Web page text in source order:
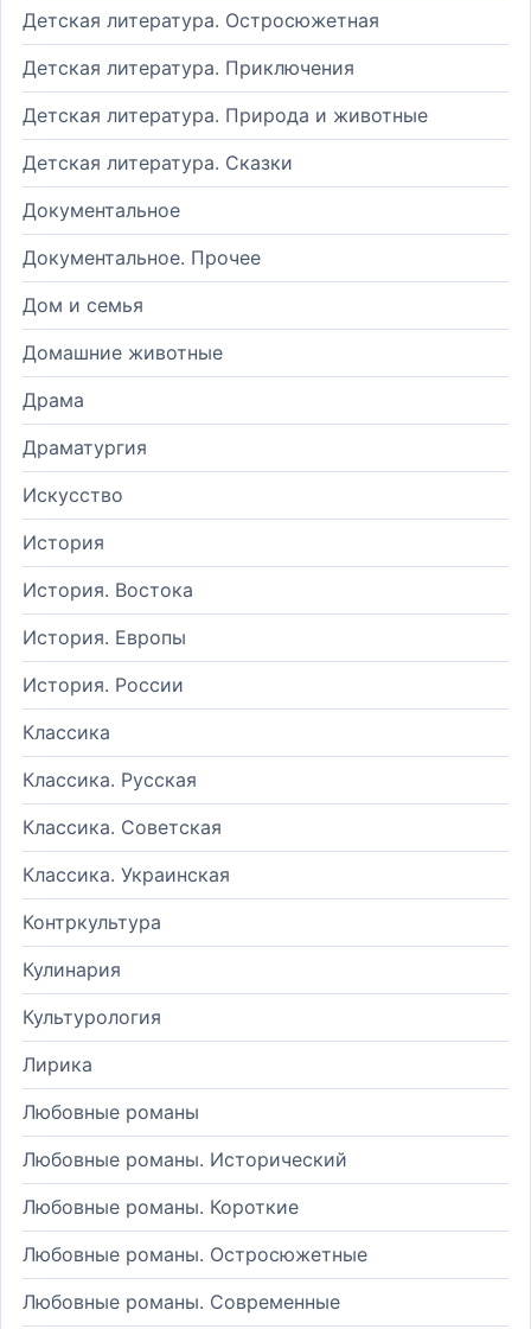
Детская литература. Остросюжетная
Детская литература. Приключения
Детская литература. Природа и животные
Детская литература. Сказки
Документальное
Документальное. Прочее
Дом и семья
Домашние животные
Драма
Драматургия
Искусство
История
История. Востока
История. Европы
История. России
Классика
Классика. Русская
Классика. Советская
Классика. Украинская
Контркультура
Кулинария
Культурология
Лирика
Любовные романы
Любовные романы. Исторический
Любовные романы. Короткие
Любовные романы. Остросюжетные
Любовные романы. Современные